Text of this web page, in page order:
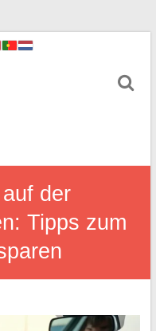
der
Tipps zum